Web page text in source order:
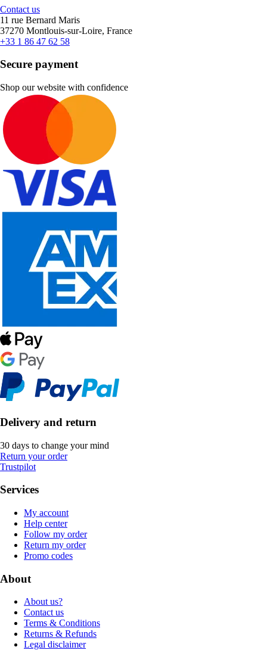
Contact us
11 rue Bernard Maris
37270 Montlouis-sur-Loire, France
+33 1 86 47 62 58
Secure payment
Shop our website with confidence
Delivery and return
30 days to change your mind
Return your order
Trustpilot
Services
My account
Help center
Follow my order
Return my order
Promo codes
About
About us?
Contact us
Terms & Conditions
Returns & Refunds
Legal disclaimer